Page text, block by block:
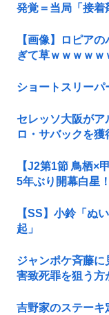
発覚＝当局「接着
【画像】ロピア
ぎて草ｗｗｗｗｗ
ショートスリー
セレッソ大阪が
ロ・サバックを
【J2第1節 鳥栖×
5年ぶり開幕白星
【SS】小鈴「ぬ
起」
ジャンポケ斉藤
害致死罪を狙う方
吉野家のステーキ